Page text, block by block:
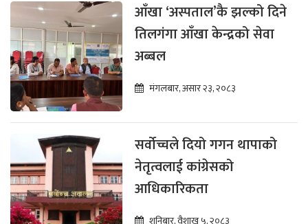
आँखा ‘अस्पताल’कै झल्को दिने
तिलगंगा आँखा केन्द्रको सेवा
अब्बल
मंगलबार, असार २३, २०८३
सर्वोच्चले दियो गगन थापाको
नेतृत्वलाई कांग्रेसको
आधिकारिकता